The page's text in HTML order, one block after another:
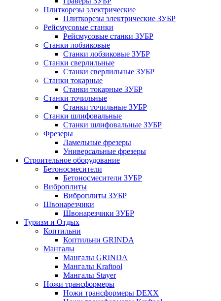
Плиткорезы электрические
Плиткорезы электрические ЗУБР
Рейсмусовые станки
Рейсмусовые станки ЗУБР
Станки лобзиковые
Станки лобзиковые ЗУБР
Станки сверлильные
Станки сверлильные ЗУБР
Станки токарные
Станки токарные ЗУБР
Станки точильные
Станки точильные ЗУБР
Станки шлифовальные
Станки шлифовальные ЗУБР
Фрезеры
Ламельные фрезеры
Универсальные фрезеры
Строительное оборудование
Бетоносмесители
Бетоносмесители ЗУБР
Виброплиты
Виброплиты ЗУБР
Швонарезчики
Швонарезчики ЗУБР
Туризм и Отдых
Коптильни
Коптильни GRINDA
Мангалы
Мангалы GRINDA
Мангалы Kraftool
Мангалы Stayer
Ножи трансформеры
Ножи трансформеры DEXX